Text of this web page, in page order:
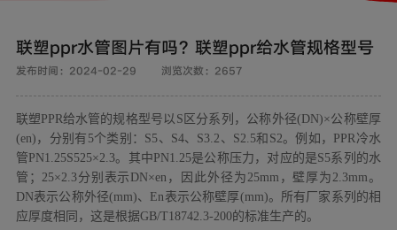
联塑ppr水管图片有吗？联塑ppr给水管规格型号
发布时间：2024-02-29 浏览次数：2657
联塑PPR给水管的规格型号以S区分系列，公称外径(DN)×公称壁厚
(en)，分别有5个类别：S5、S4、S3.2、S2.5和S2。例如，PPR冷水
管PN1.25S525×2.3。其中PN1.25是公称压力，对应的是S5系列的水
管；25×2.3分别表示DN×en，因此外径为25mm，壁厚为2.3mm。
DN表示公称外径(mm)、En表示公称壁厚(mm)。所有厂家系列的相
应厚度相同，这是根据GB/T18742.3-200的标准生产的。